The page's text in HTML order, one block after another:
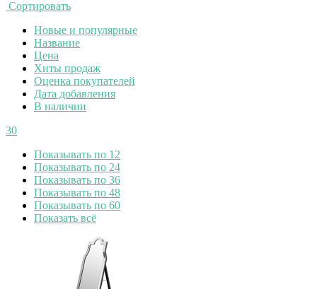
Сортировать
Новые и популярные
Название
Цена
Хиты продаж
Оценка покупателей
Дата добавления
В наличии
30
Показывать по 12
Показывать по 24
Показывать по 36
Показывать по 48
Показывать по 60
Показать всё